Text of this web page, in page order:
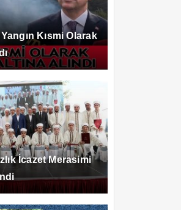
Kısmi Olarak
İcazet Merasimi